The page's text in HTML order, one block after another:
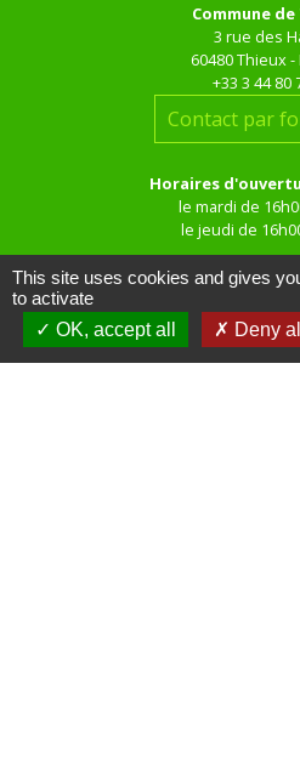
Commune
3 rue des
60480 Thieux -
+33 3 44 80
Contact par
Horaires
le mardi de
le jeudi de
This site uses cookies and gives
to activate
OK, accept all
Deny